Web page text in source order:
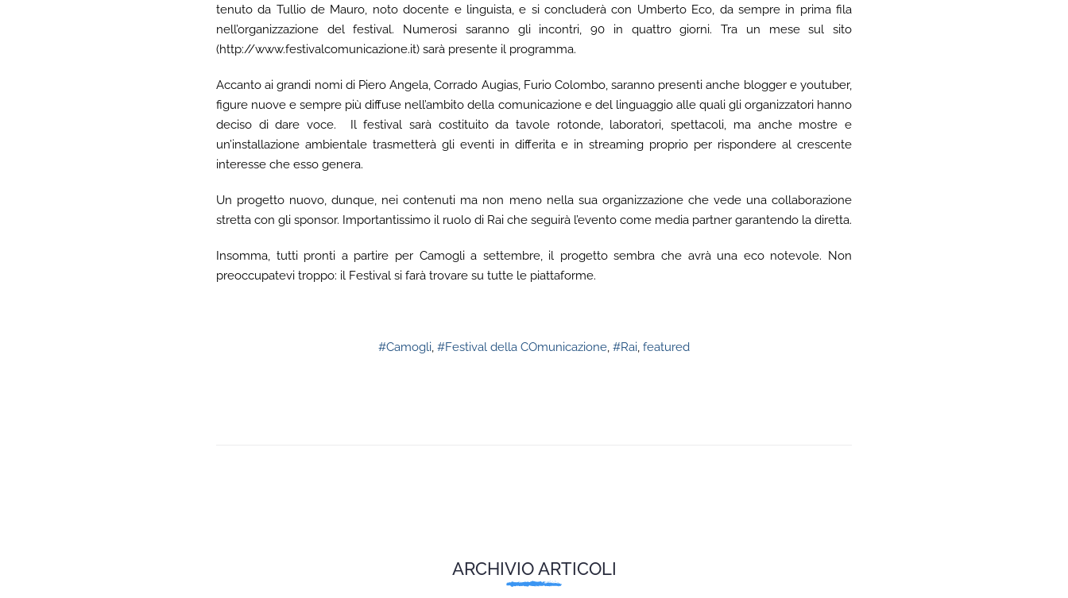
tenuto da Tullio de Mauro, noto docente e linguista, e si concluderà con Umberto Eco, da sempre in prima fila
nell’organizzazione del festival. Numerosi saranno gli incontri, 90 in quattro giorni. Tra un mese sul sito
(http://www.festivalcomunicazione.it) sarà presente il programma.
Accanto ai grandi nomi di Piero Angela, Corrado Augias, Furio Colombo, saranno presenti anche blogger e youtuber,
figure nuove e sempre più diffuse nell’ambito della comunicazione e del linguaggio alle quali gli organizzatori hanno
deciso di dare voce. Il festival sarà costituito da tavole rotonde, laboratori, spettacoli, ma anche mostre e
un’installazione ambientale trasmetterà gli eventi in differita e in streaming proprio per rispondere al crescente
interesse che esso genera.
Un progetto nuovo, dunque, nei contenuti ma non meno nella sua organizzazione che vede una collaborazione
stretta con gli sponsor. Importantissimo il ruolo di Rai che seguirà l’evento come media partner garantendo la diretta.
Insomma, tutti pronti a partire per Camogli a settembre, il progetto sembra che avrà una eco notevole. Non
preoccupatevi troppo: il Festival si farà trovare su tutte le piattaforme.
#Camogli #Festival della COmunicazione #Rai featured
ARCHIVIO ARTICOLI